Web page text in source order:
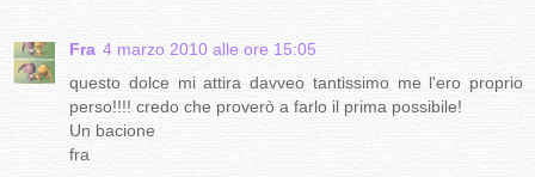
Fra 4 marzo 2010 alle ore 15:05
questo dolce mi attira davveo tantissimo me l'ero proprio
perso!!!! credo che proverò a farlo il prima possibile!
Un bacione
fra